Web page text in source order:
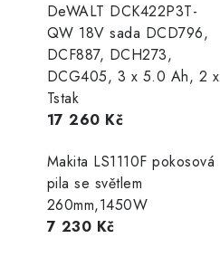
DeWALT DCK422P3T-
QW 18V sada DCD796,
DCF887, DCH273,
DCG405, 3 x 5.0 Ah, 2 x
Tstak
17 260 Kč
Makita LS1110F pokosová
pila se světlem
260mm,1450W
7 230 Kč